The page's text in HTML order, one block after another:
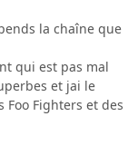
la chaîne que
qui est pas mal
et jai le
Fighters et des